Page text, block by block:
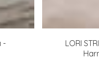
-
LORI